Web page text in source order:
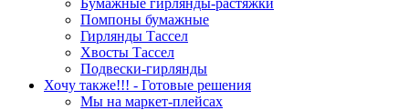
Бумажные гирлянды-растяжки
Помпоны бумажные
Гирлянды Тассел
Хвосты Тассел
Подвески-гирлянды
Хочу также!!! - Готовые решения
Мы на маркет-плейсах